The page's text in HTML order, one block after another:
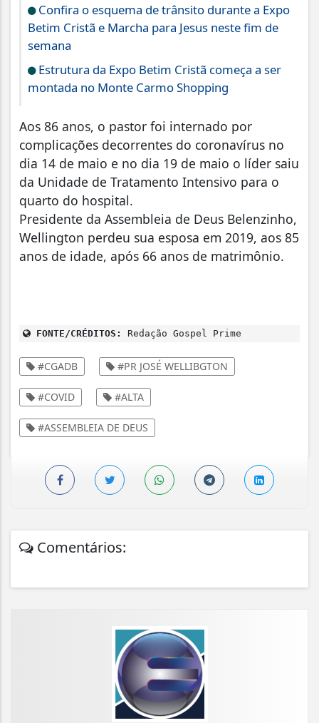
Confira o esquema de trânsito durante a Expo
Betim Cristã e Marcha para Jesus neste fim de
semana
Estrutura da Expo Betim Cristã começa a ser
montada no Monte Carmo Shopping
Aos 86 anos, o pastor foi internado por
complicações decorrentes do coronavírus no
dia 14 de maio e no dia 19 de maio o líder saiu
da Unidade de Tratamento Intensivo para o
quarto do hospital.
Presidente da Assembleia de Deus Belenzinho,
Wellington perdeu sua esposa em 2019, aos 85
anos de idade, após 66 anos de matrimônio.
FONTE/CRÉDITOS: Redação Gospel Prime
#CGADB #PR JOSÉ WELLIBGTON
#COVID #ALTA
#ASSEMBLEIA DE DEUS
Comentários: